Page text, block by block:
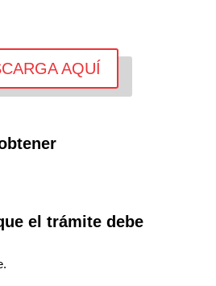
AQUÍ
el trámite debe